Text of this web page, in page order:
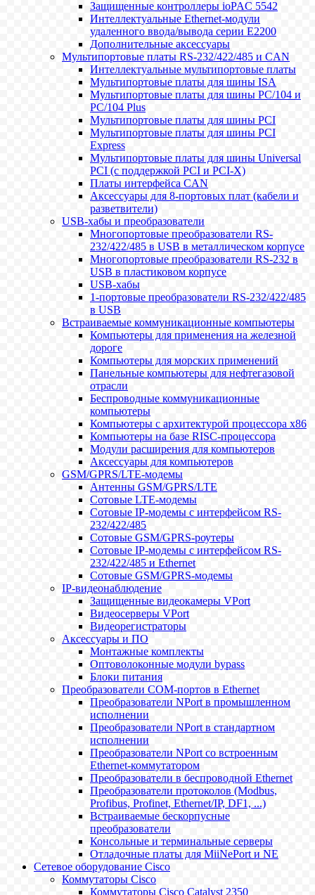
Защищенные контроллеры ioPAC 5542
Интеллектуальные Ethernet-модули
удаленного ввода/вывода серии E2200
Дополнительные аксессуары
Мультипортовые платы RS-232/422/485 и CAN
Интеллектуальные мультипортовые платы
Мультипортовые платы для шины ISA
Мультипортовые платы для шины PC/104 и
PC/104 Plus
Мультипортовые платы для шины PCI
Мультипортовые платы для шины PCI
Express
Мультипортовые платы для шины Universal
PCI (с поддержкой PCI и PCI-X)
Платы интерфейса CAN
Аксессуары для 8-портовых плат (кабели и
разветвители)
USB-хабы и преобразователи
Многопортовые преобразователи RS-
232/422/485 в USB в металлическом корпусе
Многопортовые преобразователи RS-232 в
USB в пластиковом корпусе
USB-хабы
1-портовые преобразователи RS-232/422/485
в USB
Встраиваемые коммуникационные компьютеры
Компьютеры для применения на железной
дороге
Компьютеры для морских применений
Панельные компьютеры для нефтегазовой
отрасли
Беспроводные коммуникационные
компьютеры
Компьютеры с архитектурой процессора x86
Компьютеры на базе RISC-процессора
Модули расширения для компьютеров
Аксессуары для компьютеров
GSM/GPRS/LTE-модемы
Антенны GSM/GPRS/LTE
Сотовые LTE-модемы
Сотовые IP-модемы с интерфейсом RS-
232/422/485
Сотовые GSM/GPRS-роутеры
Сотовые IP-модемы с интерфейсом RS-
232/422/485 и Ethernet
Сотовые GSM/GPRS-модемы
IP-видеонаблюдение
Защищенные видеокамеры VPort
Видеосерверы VPort
Видеорегистраторы
Аксессуары и ПО
Монтажные комплекты
Оптоволоконные модули bypass
Блоки питания
Преобразователи COM-портов в Ethernet
Преобразователи NPort в промышленном
исполнении
Преобразователи NPort в стандартном
исполнении
Преобразователи NPort со встроенным
Ethernet-коммутатором
Преобразователи в беспроводной Ethernet
Преобразователи протоколов (Modbus,
Profibus, Profinet, Ethernet/IP, DF1, ...)
Встраиваемые бескорпусные
преобразователи
Консольные и терминальные серверы
Отладочные платы для MiiNePort и NE
Сетевое оборудование Cisco
Коммутаторы Cisco
Коммутаторы Cisco Catalyst 2350